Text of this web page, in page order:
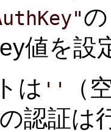
値を設
は ''
（
認証は